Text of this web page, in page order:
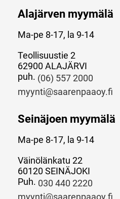
Alajärven myymälä
Ma-pe 8-17, la 9-14
Teollisuustie 2
62900 ALAJÄRVI
puh. (06) 557 2000
myynti@saarenpaaoy.fi
Seinäjoen myymälä
Ma-pe 8-17, la 9-14
Väinölänkatu 22
60120 SEINÄJOKI
Puh. 030 440 2220
myynti@saarenpaaoy.fi